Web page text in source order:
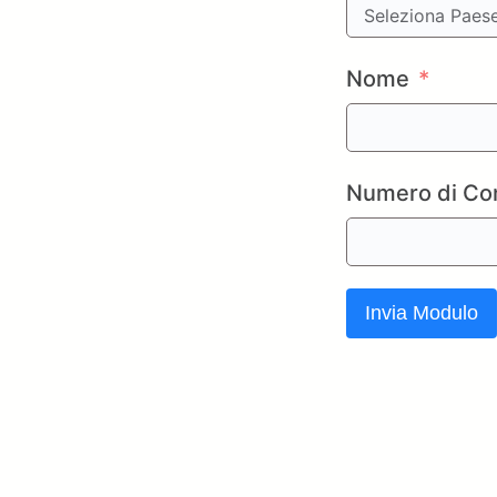
Nome
Numero di
Invia Modulo